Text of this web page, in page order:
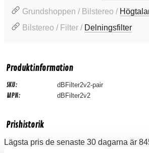
Grundshoppen / Bilstereo /
Bilstereo / Filter / Delningsfilter
Produktinformation
SKU: dBFilter2v2-pair
MPN: dBFilter2v2
Prishistorik
Lägsta pris de senaste 30 dagarna är